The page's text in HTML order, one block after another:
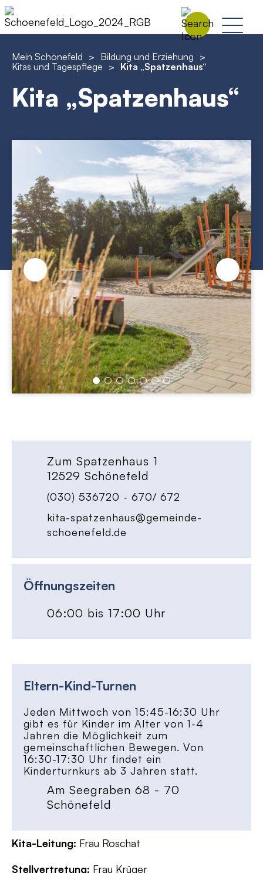
Mein Schönefeld > Bildung und Erziehung >
Kitas und Tagespflege > Kita „Spatzenhaus“
Kita „Spatzenhaus“
Zum Spatzenhaus 1
12529 Schönefeld
(030) 536720 - 670/ 672
kita-spatzenhaus@gemeinde-
schoenefeld.de
Öffnungszeiten
06:00 bis 17:00 Uhr
Eltern-Kind-Turnen
Jeden Mittwoch von 15:45-16:30 Uhr
gibt es für Kinder im Alter von 1-4
Jahren die Möglichkeit zum
gemeinschaftlichen Bewegen. Von
16:30-17:30 Uhr findet ein
Kinderturnkurs ab 3 Jahren statt.
Am Seegraben 68 - 70
Schönefeld
Kita-Leitung: Frau Roschat
Stellvertretung: Frau Krüger